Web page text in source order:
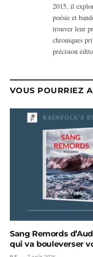
2015, il
poésie et
trouver leur
chroniques
précision
VOUS POURRIEZ
Sang Remords
qui va bouleverser